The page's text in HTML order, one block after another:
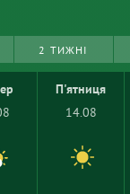
2 ТИЖНІ
П'ятниця
14.08